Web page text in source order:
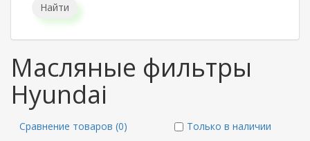
Найти
Масляные фильтры
Hyundai
Сравнение товаров (0) Только в наличии